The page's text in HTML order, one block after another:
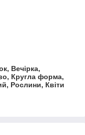
Вечірка,
Кругла форма,
Рослини, Квіти